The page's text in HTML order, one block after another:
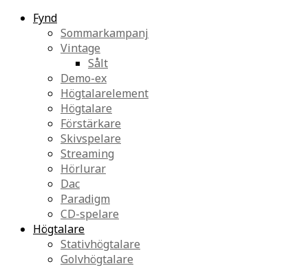
Fynd
Sommarkampanj
Vintage
Sålt
Demo-ex
Högtalarelement
Högtalare
Förstärkare
Skivspelare
Streaming
Hörlurar
Dac
Paradigm
CD-spelare
Högtalare
Stativhögtalare
Golvhögtalare